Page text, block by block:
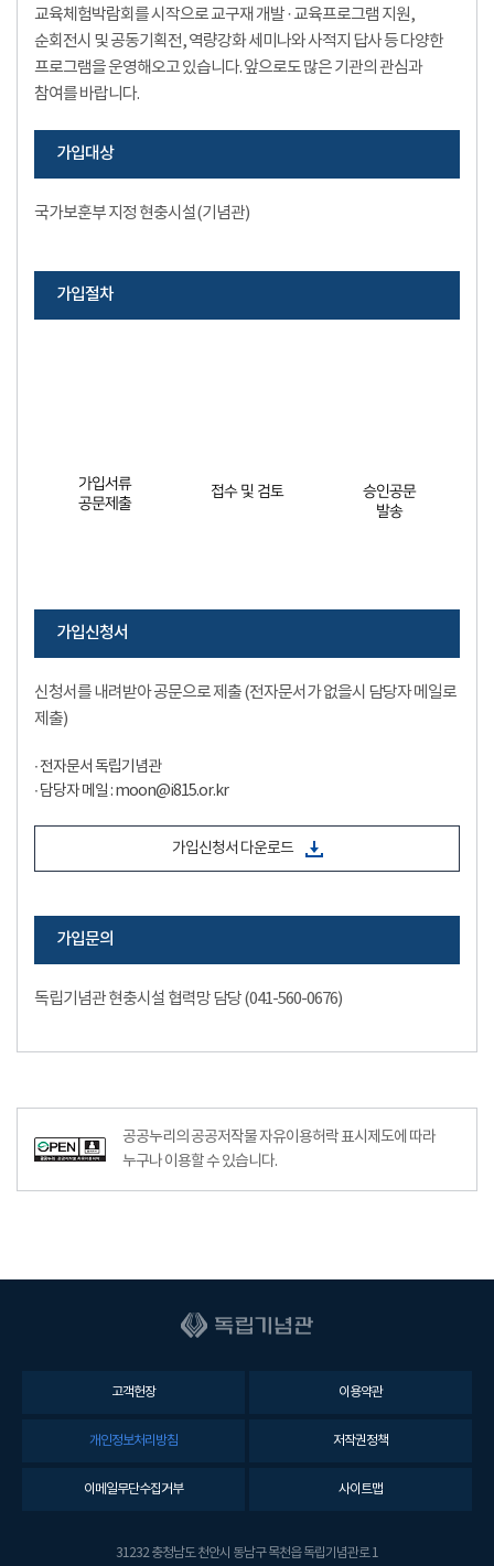
교육체험박람회를 시작으로 교구재 개발 · 교육프로그램 지원,
순회전시 및 공동기획전, 역량강화 세미나와 사적지 답사 등 다양한
프로그램을 운영해오고 있습니다. 앞으로도 많은 기관의 관심과
참여를 바랍니다.
가입대상
국가보훈부 지정 현충시설(기념관)
가입절차
가입서류
공문제출
접수 및 검토
승인공문
발송
가입신청서
신청서를 내려받아 공문으로 제출 (전자문서가 없을시 담당자 메일로
제출)
∙ 전자문서 독립기념관
∙ 담당자 메일 : moon@i815.or.kr
가입신청서 다운로드
가입문의
독립기념관 현충시설 협력망 담당 (041-560-0676)
공공누리공공저작물자유이용허락–출처표시이미지
공공누리의 공공저작물 자유이용허락 표시제도에 따라
누구나 이용할 수 있습니다.
고객헌장 이용약관
개인정보처리방침 저작권정책
이메일무단수집거부 사이트맵
31232 충청남도 천안시 동남구 목천읍 독립기념관로 1